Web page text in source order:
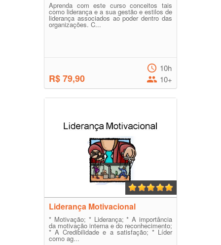
Aprenda com este curso conceitos tais
como liderança e a sua gestão e estilos de
liderança associados ao poder dentro das
organizações. C...
R$ 79,90
10h
10+
Liderança Motivacional
* Motivação; * Liderança; * A importância
da motivação interna e do reconhecimento;
* A Credibilidade e a satisfação; * Líder
como ag...